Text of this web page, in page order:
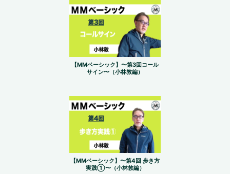
【MMベーシック】〜第3回コール
サイン〜（小林敦編）
【MMベーシック】〜第4回 歩き方
実践①〜（小林敦編）